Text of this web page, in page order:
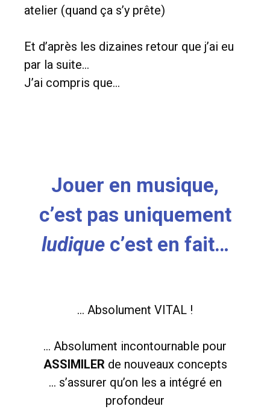
atelier (quand ça s’y prête)
Et d’après les dizaines retour que j’ai eu
par la suite…
J’ai compris que…
Jouer en musique,
c’est pas uniquement
ludiquec’est en fait…
… Absolument VITAL !
… Absolument incontournable pour
ASSIMILERde nouveaux concepts
… s’assurer qu’on les a intégré en
profondeur